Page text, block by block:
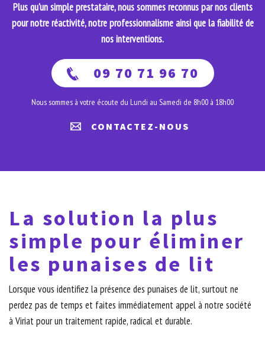
Plus qu'un simple prestataire, nous sommes reconnus par nos clients
pour notre réactivité, notre professionnalisme ainsi que la fiabilité de
nos interventions.
09 70 71 96 70
Nous sommes à votre écoute du Lundi au Samedi de 8h00 à 18h00
CONTACTEZ-NOUS
La solution la plus
simple pour éliminer
les punaises de lit
Lorsque vous identifiez la présence des punaises de lit, surtout ne
perdez pas de temps et faites immédiatement appel à notre société
à Viriat pour un traitement rapide, radical et durable.